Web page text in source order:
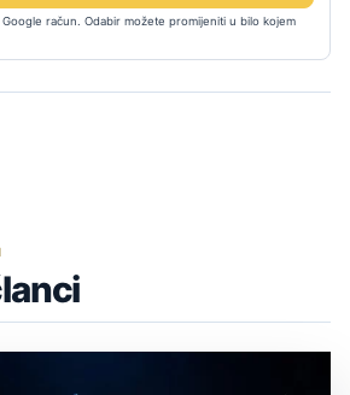
račun. Odabir možete promijeniti u bilo kojem